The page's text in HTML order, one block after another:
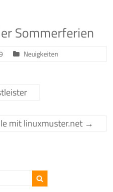
Sommerferien
Neuigkeiten
mit linuxmuster.net →